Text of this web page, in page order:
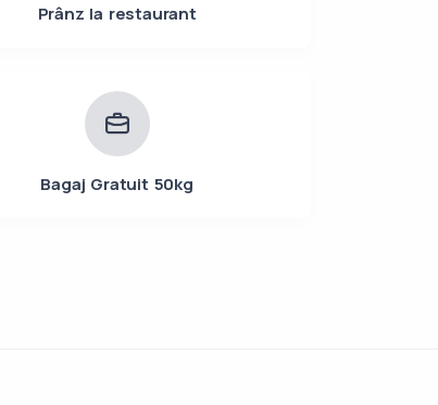
Prânz la restaurant
Bagaj Gratuit 50kg